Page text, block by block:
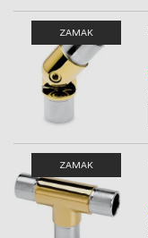
ZAMAK
ZAMAK